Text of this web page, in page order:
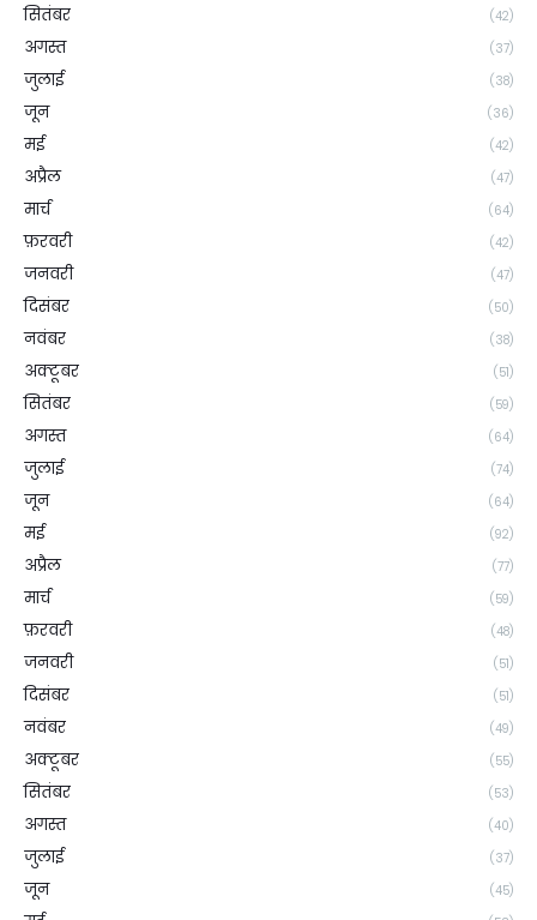
सितंबर (42)
अगस्त (37)
जुलाई (38)
जून (36)
मई (42)
अप्रैल (47)
मार्च (64)
फ़रवरी (42)
जनवरी (47)
दिसंबर (50)
नवंबर (38)
अक्टूबर (51)
सितंबर (59)
अगस्त (64)
जुलाई (74)
जून (64)
मई (92)
अप्रैल (77)
मार्च (59)
फ़रवरी (48)
जनवरी (51)
दिसंबर (51)
नवंबर (49)
अक्टूबर (55)
सितंबर (53)
अगस्त (40)
जुलाई (37)
जून (45)